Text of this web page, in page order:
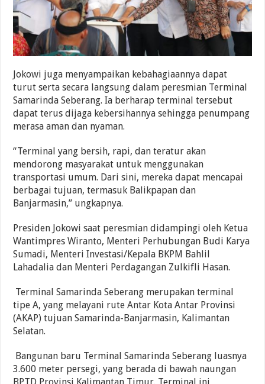
Jokowi juga menyampaikan kebahagiaannya dapat
turut serta secara langsung dalam peresmian Terminal
Samarinda Seberang. Ia berharap terminal tersebut
dapat terus dijaga kebersihannya sehingga penumpang
merasa aman dan nyaman.
“Terminal yang bersih, rapi, dan teratur akan
mendorong masyarakat untuk menggunakan
transportasi umum. Dari sini, mereka dapat mencapai
berbagai tujuan, termasuk Balikpapan dan
Banjarmasin,” ungkapnya.
Presiden Jokowi saat peresmian didampingi oleh Ketua
Wantimpres Wiranto, Menteri Perhubungan Budi Karya
Sumadi, Menteri Investasi/Kepala BKPM Bahlil
Lahadalia dan Menteri Perdagangan Zulkifli Hasan.
Terminal Samarinda Seberang merupakan terminal
tipe A, yang melayani rute Antar Kota Antar Provinsi
(AKAP) tujuan Samarinda-Banjarmasin, Kalimantan
Selatan.
Bangunan baru Terminal Samarinda Seberang luasnya
3.600 meter persegi, yang berada di bawah naungan